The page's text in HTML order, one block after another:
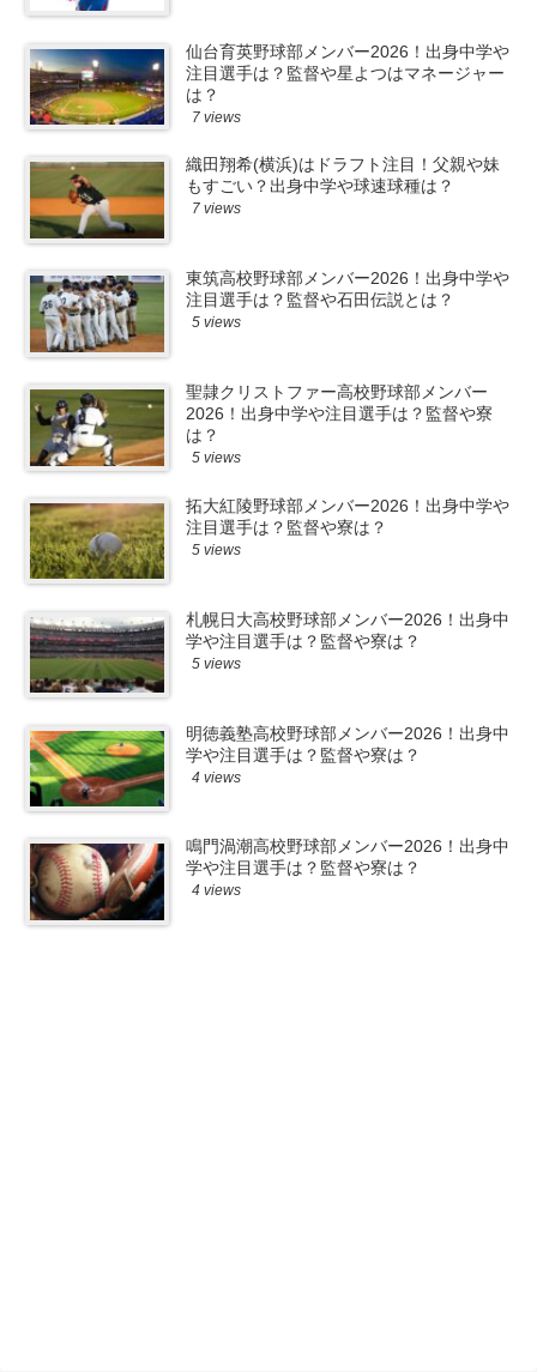
仙台育英野球部メンバー2026！出身中学や
注目選手は？監督や星よつはマネージャー
は？
7 views
織田翔希(横浜)はドラフト注目！父親や妹
もすごい？出身中学や球速球種は？
7 views
東筑高校野球部メンバー2026！出身中学や
注目選手は？監督や石田伝説とは？
5 views
聖隷クリストファー高校野球部メンバー
2026！出身中学や注目選手は？監督や寮
は？
5 views
拓大紅陵野球部メンバー2026！出身中学や
注目選手は？監督や寮は？
5 views
札幌日大高校野球部メンバー2026！出身中
学や注目選手は？監督や寮は？
5 views
明徳義塾高校野球部メンバー2026！出身中
学や注目選手は？監督や寮は？
4 views
鳴門渦潮高校野球部メンバー2026！出身中
学や注目選手は？監督や寮は？
4 views